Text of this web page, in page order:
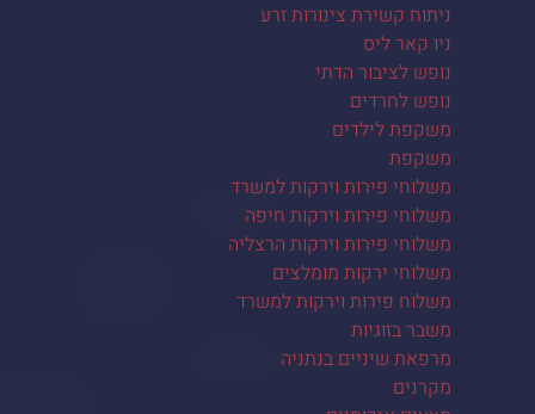
ניתוח קשירת צינורות זרע
ניו קאר ליס
נופש לציבור הדתי
נופש לחרדים
משקפת לילדים
משקפת
משלוחי פירות וירקות למשרד
משלוחי פירות וירקות חיפה
משלוחי פירות וירקות הרצליה
משלוחי ירקות מומלצים
משלוח פירות וירקות למשרד
משבר בזוגיות
מרפאת שיניים בנתניה
מקרנים